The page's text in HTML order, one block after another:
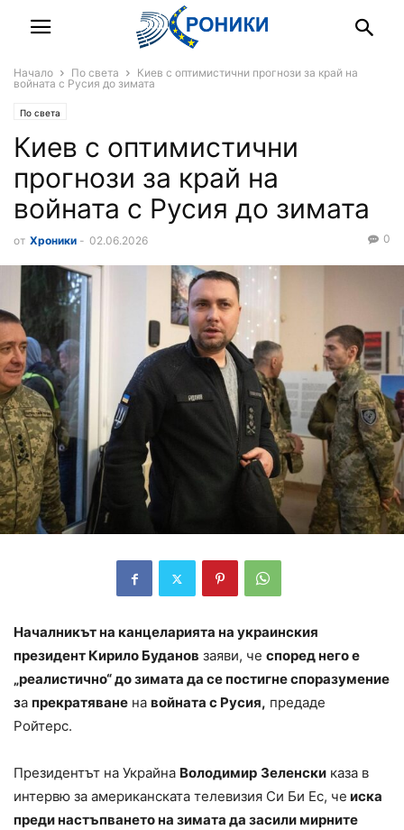
Начало По света
Киев с оптимистични прогнози за край на
войната с Русия до зимата
По света
Киев с оптимистични
прогнози за край на
войната с Русия до зимата
от Хроники - 02.06.2026 0
Началникът на канцеларията на украинския
президент Кирило Буданов заяви, че според него е
„реалистично“ до зимата да се постигне споразумение
за прекратяване на войната с Русия, предаде
Ройтерс.
Президентът на Украйна Володимир Зеленски каза в
интервю за американската телевизия Си Би Ес, че иска
преди настъпването на зимата да засили мирните